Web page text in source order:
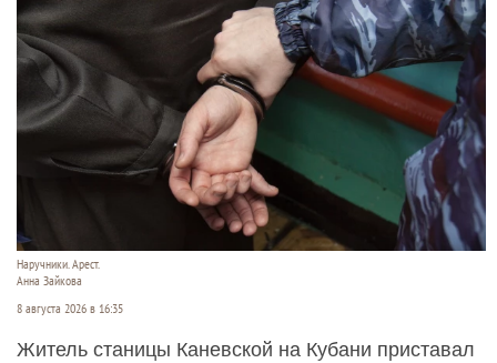
Наручники. Арест.
Анна Зайкова
8 августа 2026 в 16:35
Житель станицы Каневской на Кубани приставал